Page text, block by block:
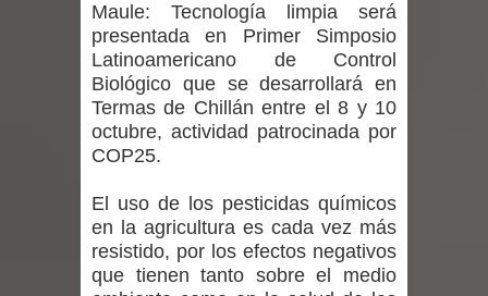
desafío guerreros 2026
Banda linarense Los Remembers
regresa de Brasil tras impulsar un
con comunidades escolares
Alta positividad en influenza hace que
Maule: Tecnología limpia será
presentada en Primer Simposio
Latinoamericano de Control
Biológico que se desarrollará en
Termas de Chillán entre el 8 y 10
octubre, actividad patrocinada por
COP25.
El uso de los pesticidas químicos
en la agricultura es cada vez más
resistido, por los efectos negativos
que tienen tanto sobre el medio